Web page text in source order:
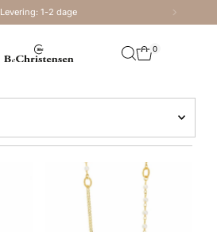
Levering: 1-2 dage
0